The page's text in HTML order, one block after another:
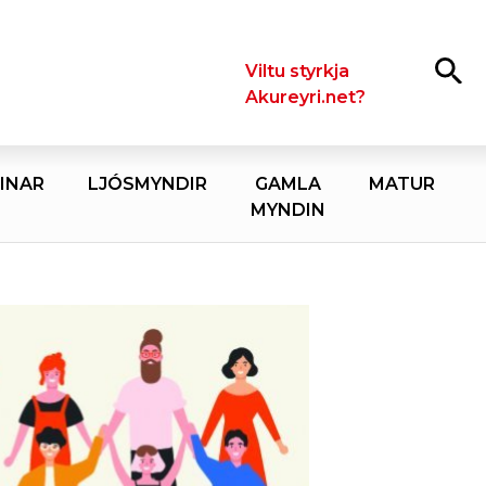
LeitaViltu styrkja
Akureyri.net?
LJÓSMYNDIR
GAMLA
MYNDIN
MATUR